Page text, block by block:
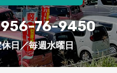
76-9450
日／毎週水曜日